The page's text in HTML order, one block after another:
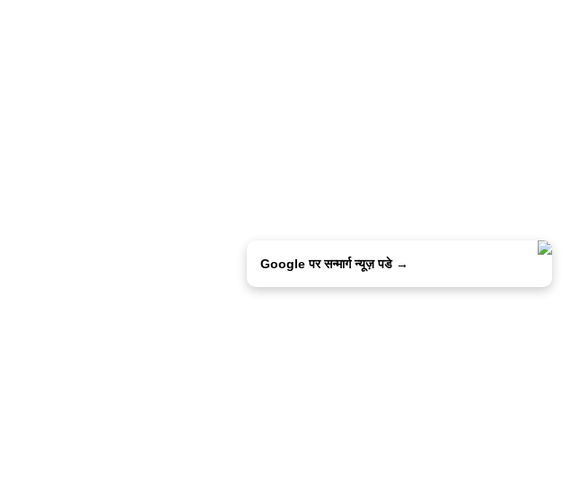
Google पर सन्मार्ग न्यूज़ पडे →